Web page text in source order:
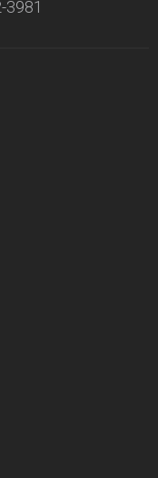
3981